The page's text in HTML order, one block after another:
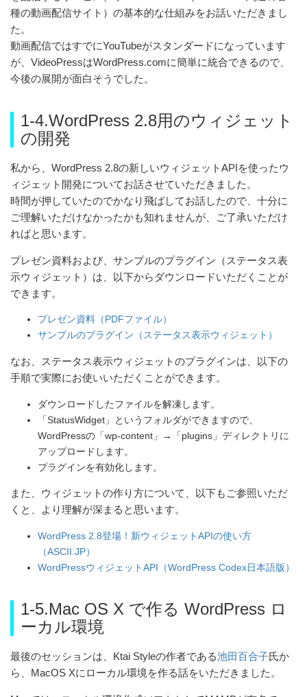
種の動画配信サイト）の基本的な仕組みをお話いただきまし
た。
動画配信ではすでにYouTubeがスタンダードになっています
が、VideoPressはWordPress.comに簡単に統合できるので、
今後の展開が面白そうでした。
1-4.WordPress 2.8用のウィジェット
の開発
私から、WordPress 2.8の新しいウィジェットAPIを使ったウ
ィジェット開発についてお話させていただきました。
時間が押していたのでかなり飛ばしてお話したので、十分に
ご理解いただけなかったかも知れませんが、ご了承いただけ
ればと思います。
プレゼン資料および、サンプルのプラグイン（ステータス表
示ウィジェット）は、以下からダウンロードいただくことが
できます。
プレゼン資料（PDFファイル）
サンプルのプラグイン（ステータス表示ウィジェット）
なお、ステータス表示ウィジェットのプラグインは、以下の
手順で実際にお使いいただくことができます。
ダウンロードしたファイルを解凍します。
「StatusWidget」というフォルダができますので、
WordPressの「wp-content」→「plugins」ディレクトリに
アップロードします。
プラグインを有効化します。
また、ウィジェットの作り方について、以下もご参照いただ
くと、より理解が深まると思います。
WordPress 2.8登場！新ウィジェットAPIの使い方
（ASCII.JP）
WordPressウィジェットAPI（WordPress Codex日本語版）
1-5.Mac OS X で作る WordPress ロ
ーカル環境
最後のセッションは、Ktai Styleの作者である池田百合子氏か
ら、MacOS Xにローカル環境を作る話をいただきました。